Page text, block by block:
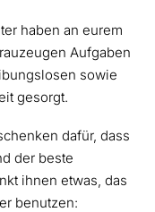
haben an eurem
Aufgaben
sowie
gesorgt.
dafür, dass
der beste
ihnen etwas, das
benutzen: